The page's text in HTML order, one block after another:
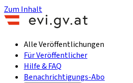
Zum Inhalt
Alle Veröffentlichungen
Für Veröffentlicher
Hilfe & FAQ
Benachrichtigungs-Abo